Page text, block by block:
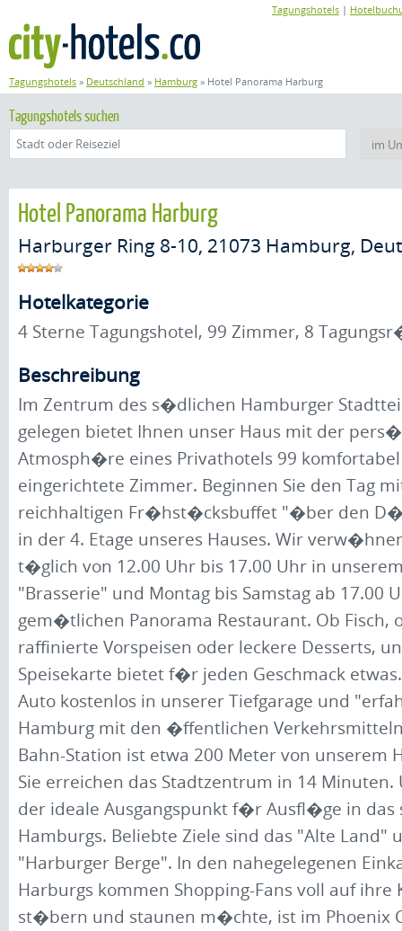
Tagungshotels » Deutschland » Hamburg » Hotel Panorama Harburg
Tagungshotels |
Tagungshotels suchen
Hotel Panorama Harburg
Harburger Ring 8-10, 21073 Hamburg,
Hotelkategorie
4 Sterne Tagungshotel, 99 Zimmer, 8
Beschreibung
Im Zentrum des s�dlichen Hamburger
gelegen bietet Ihnen unser Haus mit der
Atmosph�re eines Privathotels 99
eingerichtete Zimmer. Beginnen Sie den Tag
reichhaltigen Fr�hst�cksbuffet "�ber den
in der 4. Etage unseres Hauses. Wir
t�glich von 12.00 Uhr bis 17.00 Uhr in
"Brasserie" und Montag bis Samstag ab 17.00
gem�tlichen Panorama Restaurant. Ob Fisch,
raffinierte Vorspeisen oder leckere Desserts,
Speisekarte bietet f�r jeden Geschmack
Auto kostenlos in unserer Tiefgarage und
Hamburg mit den �ffentlichen
Bahn-Station ist etwa 200 Meter von unserem
Sie erreichen das Stadtzentrum in 14 Minuten.
der ideale Ausgangspunkt f�r Ausfl�ge in
Hamburgs. Beliebte Ziele sind das "Alte Land"
"Harburger Berge". In den nahegelegenen
Harburgs kommen Shopping-Fans voll auf ihre
st�bern und staunen m�chte, ist im Phoenix